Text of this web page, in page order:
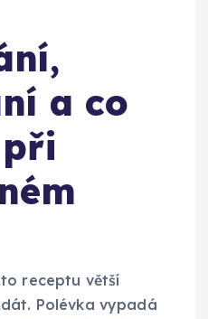
a co
receptu větší
Polévka vypadá